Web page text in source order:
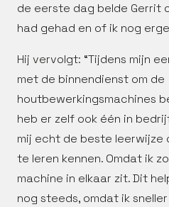
de eerste dag belde Gerrit
had gehad en of ik nog
Hij vervolgt: “Tijdens mijn
met de binnendienst om de
houtbewerkingsmachines
heb er zelf ook één in
mij echt de beste leerwijze
te leren kennen. Omdat ik
machine in elkaar zit. Dit
nog steeds, omdat ik